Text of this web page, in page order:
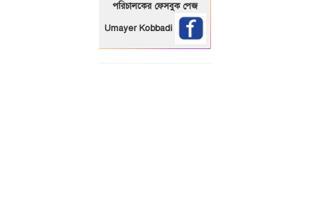
পরিচালকের ফেসবুক পেজ
Umayer Kobbadi